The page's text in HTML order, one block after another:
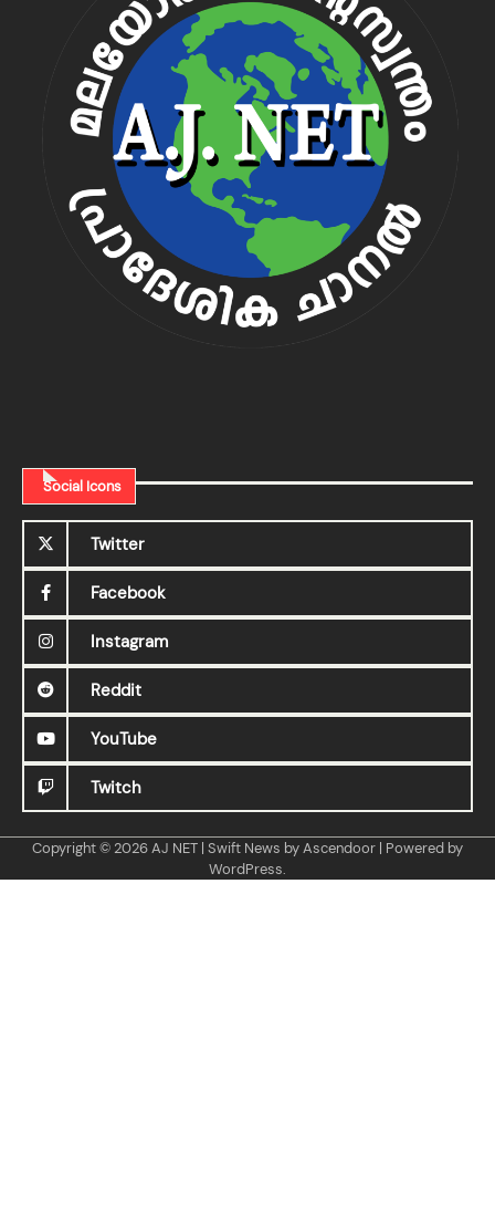
Social Icons
Twitter
Facebook
Instagram
Reddit
YouTube
Twitch
Copyright © 2026AJ NET | Swift News byAscendoor | Powered by
WordPress.